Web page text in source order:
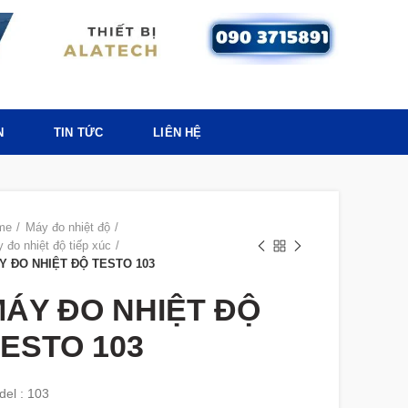
TIN TỨC LIÊN HỆ
Máy đo nhiệt độ
đo nhiệt độ tiếp xúc
ĐO NHIỆT ĐỘ TESTO 103
ĐO NHIỆT ĐỘ
103
: 103